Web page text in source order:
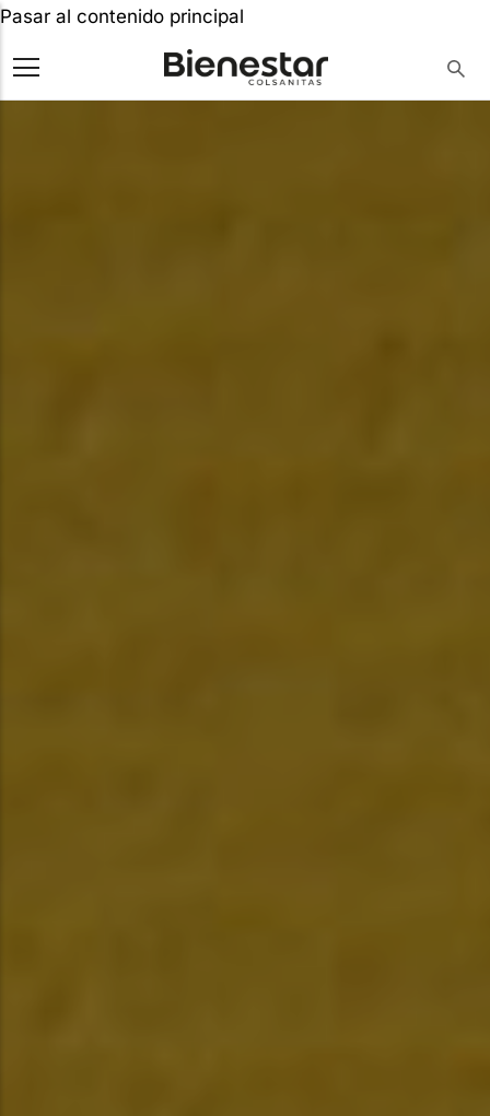
Pasar al contenido principal